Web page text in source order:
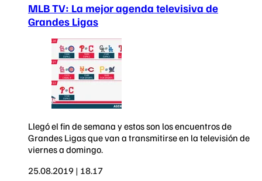
MLB TV: La mejor agenda televisiva de
Grandes Ligas
Llegó el fin de semana y estos son los encuentros de
Grandes Ligas que van a transmitirse en la televisión de
viernes a domingo.
25.08.2019 | 18.17